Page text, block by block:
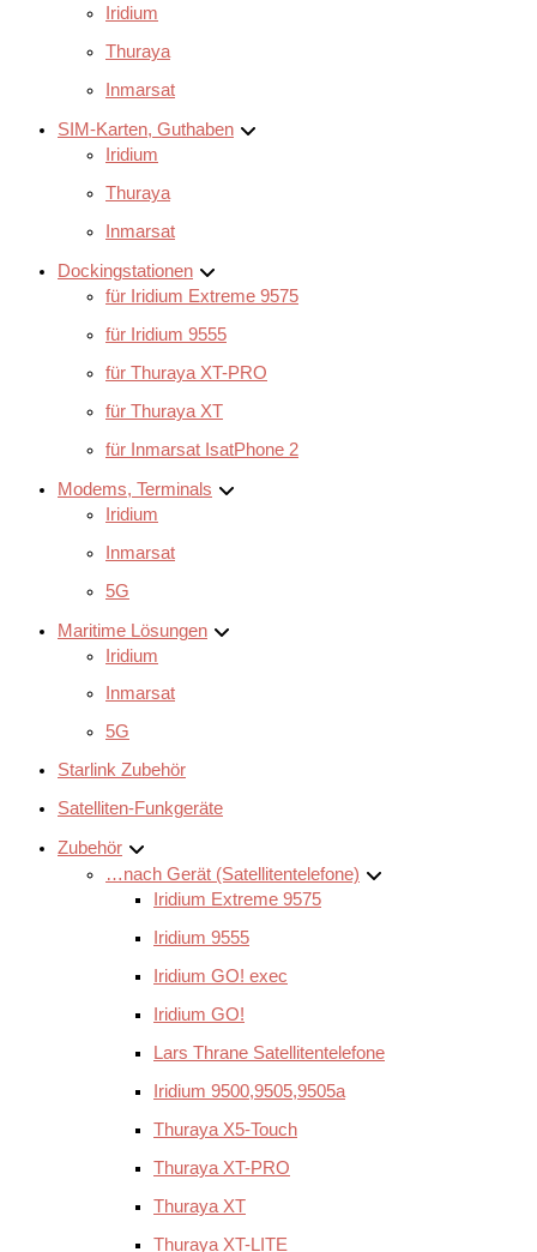
Iridium
Thuraya
Inmarsat
SIM-Karten, Guthaben
Iridium
Thuraya
Inmarsat
Dockingstationen
für Iridium Extreme 9575
für Iridium 9555
für Thuraya XT-PRO
für Thuraya XT
für Inmarsat IsatPhone 2
Modems, Terminals
Iridium
Inmarsat
5G
Maritime Lösungen
Iridium
Inmarsat
5G
Starlink Zubehör
Satelliten-Funkgeräte
Zubehör
…nach Gerät (Satellitentelefone)
Iridium Extreme 9575
Iridium 9555
Iridium GO! exec
Iridium GO!
Lars Thrane Satellitentelefone
Iridium 9500,9505,9505a
Thuraya X5-Touch
Thuraya XT-PRO
Thuraya XT
Thuraya XT-LITE